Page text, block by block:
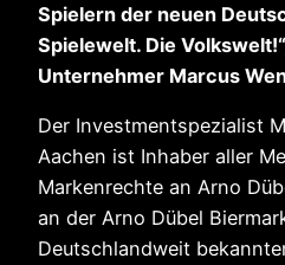
Spielern der neuen
Spielewelt. Die
Unternehmer Marcus
Der Investmentspezialist
Aachen ist Inhaber aller
Markenrechte an Arno
an der Arno Dübel
Deutschlandweit